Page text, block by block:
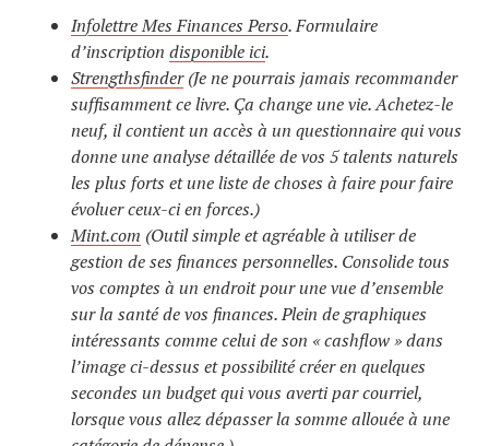
Infolettre Mes Finances Perso. Formulaire
d’inscription disponible ici.
Strengthsfinder(Je ne pourrais jamais recommander
suffisamment ce livre. Ça change une vie. Achetez-le
neuf, il contient un accès à un questionnaire qui vous
donne une analyse détaillée de vos 5 talents naturels
les plus forts et une liste de choses à faire pour faire
évoluer ceux-ci en forces.)
Mint.com (Outil simple et agréable à utiliser de
gestion de ses finances personnelles. Consolide tous
vos comptes à un endroit pour une vue d’ensemble
sur la santé de vos finances. Plein de graphiques
intéressants comme celui de son « cashflow » dans
l’image ci-dessus et possibilité créer en quelques
secondes un budget qui vous averti par courriel,
lorsque vous allez dépasser la somme allouée à une